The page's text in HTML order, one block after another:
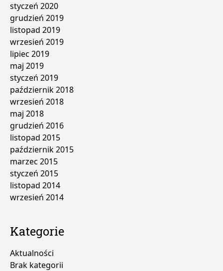
styczeń 2020
grudzień 2019
listopad 2019
wrzesień 2019
lipiec 2019
maj 2019
styczeń 2019
październik 2018
wrzesień 2018
maj 2018
grudzień 2016
listopad 2015
październik 2015
marzec 2015
styczeń 2015
listopad 2014
wrzesień 2014
Kategorie
Aktualności
Brak kategorii